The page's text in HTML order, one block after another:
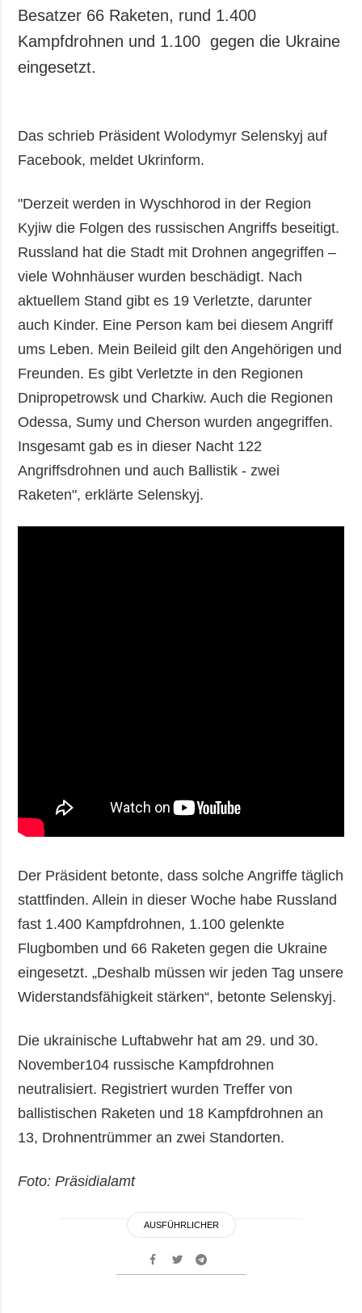
Besatzer 66 Raketen, rund 1.400
Kampfdrohnen und 1.100 gegen die Ukraine
eingesetzt.
Das schrieb Präsident Wolodymyr Selenskyj auf
Facebook, meldet Ukrinform.
"Derzeit werden in Wyschhorod in der Region
Kyjiw die Folgen des russischen Angriffs beseitigt.
Russland hat die Stadt mit Drohnen angegriffen –
viele Wohnhäuser wurden beschädigt. Nach
aktuellem Stand gibt es 19 Verletzte, darunter
auch Kinder. Eine Person kam bei diesem Angriff
ums Leben. Mein Beileid gilt den Angehörigen und
Freunden. Es gibt Verletzte in den Regionen
Dnipropetrowsk und Charkiw. Auch die Regionen
Odessa, Sumy und Cherson wurden angegriffen.
Insgesamt gab es in dieser Nacht 122
Angriffsdrohnen und auch Ballistik - zwei
Raketen", erklärte Selenskyj.
Der Präsident betonte, dass solche Angriffe täglich
stattfinden. Allein in dieser Woche habe Russland
fast 1.400 Kampfdrohnen, 1.100 gelenkte
Flugbomben und 66 Raketen gegen die Ukraine
eingesetzt. „Deshalb müssen wir jeden Tag unsere
Widerstandsfähigkeit stärken“, betonte Selenskyj.
Die ukrainische Luftabwehr hat am 29. und 30.
November104 russische Kampfdrohnen
neutralisiert. Registriert wurden Treffer von
ballistischen Raketen und 18 Kampfdrohnen an
13, Drohnentrümmer an zwei Standorten.
Foto: Präsidialamt
AUSFÜHRLICHER